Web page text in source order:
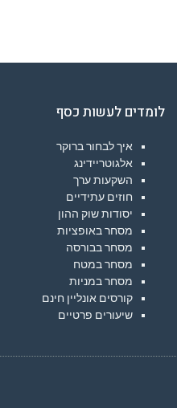
לומדים לעשות כסף
איך לבחור ברוקר
אלגוטריידינג
השקעות ערך
חוזים עתידיים
יסודות שוק ההון
מסחר באופציות
מסחר בבורסה
מסחר במטח
מסחר במניות
קורסים אונליין חינם
שיעורים פרטיים